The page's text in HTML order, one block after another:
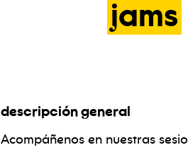
jams
descripción general
Acompáñenos en nuestras